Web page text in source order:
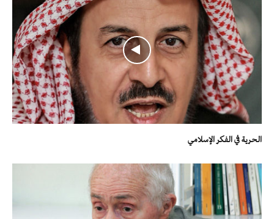
الحرية في الفكر الإسلامي